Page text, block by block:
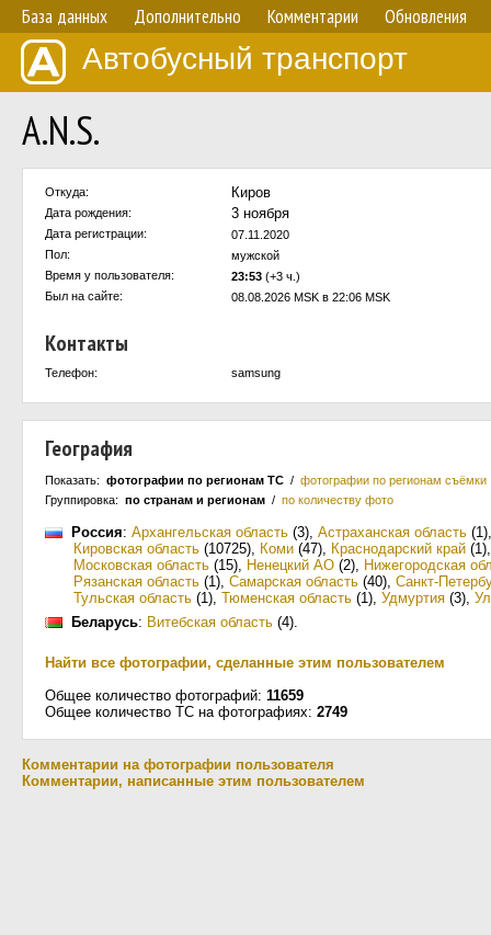
База данных Дополнительно Комментарии Обновления
Автобусный транспорт
A.N.S.
Откуда: Киров
Дата рождения: 3 ноября
Дата регистрации:
07.11.2020
Пол:
мужской
Время у пользователя:
23:53 (+3 ч.)
Был на сайте:
08.08.2026 MSK в 22:06 MSK
Контакты
Телефон: samsung
География
Показать: фотографии по регионам ТС / фотографии по регионам съёмки
Группировка: по странам и регионам / по количеству фото
Россия: Архангельская область (3), Астраханская область (1)
Кировская область (10725), Коми (47), Краснодарский край (1)
Московская область (15), Ненецкий АО (2), Нижегородская
Рязанская область (1), Самарская область (40), Санкт-
Тульская область (1), Тюменская область (1), Удмуртия (3),
Беларусь: Витебская область (4).
Найти все фотографии, сделанные этим пользователем
Общее количество фотографий: 11659
Общее количество ТС на фотографиях: 2749
Комментарии на фотографии пользователя
Комментарии, написанные этим пользователем